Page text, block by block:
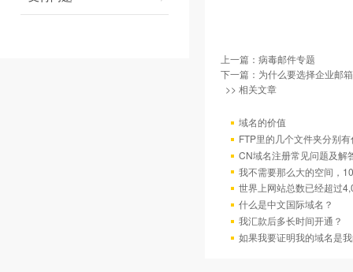
上一篇： 病毒邮件专题
下一篇： 为什么要选择企业邮
>> 相关文章
域名的价值
FTP里的几个文件夹分别
CN域名注册常见问题及解
我不需要那么大的空间，
世界上网站总数已经超过
什么是中文国际域名？
我汇款后多长时间开通？
如果我要证明我的域名是